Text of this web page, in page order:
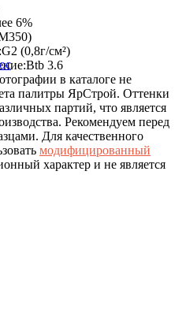
6%
G2 (0,8г/см²)
Btb 3.6
в каталоге не
палитры ЯрСтрой. Оттенки
партий, что является
Рекомендуем перед
Для качественного
модифицированный
характер и не является